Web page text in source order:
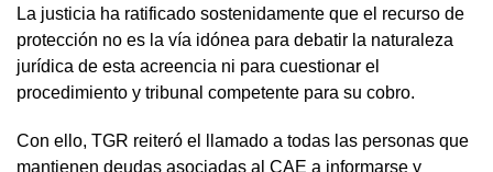
La justicia ha ratificado sostenidamente que el recurso de
protección no es la vía idónea para debatir la naturaleza
jurídica de esta acreencia ni para cuestionar el
procedimiento y tribunal competente para su cobro.
Con ello, TGR reiteró el llamado a todas las personas que
mantienen deudas asociadas al CAE a informarse y